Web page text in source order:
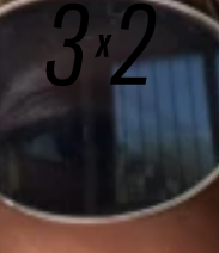
Calzado
Mi cuenta
Tiendas
Mallas